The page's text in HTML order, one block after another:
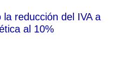
reducción del IVA a
al 10%